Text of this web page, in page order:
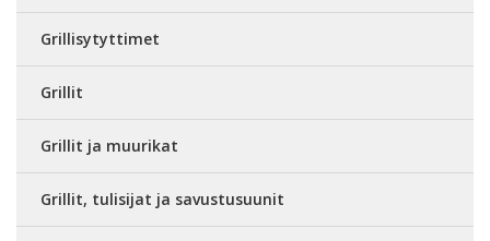
Grillisytyttimet
Grillit
Grillit ja muurikat
Grillit, tulisijat ja savustusuunit